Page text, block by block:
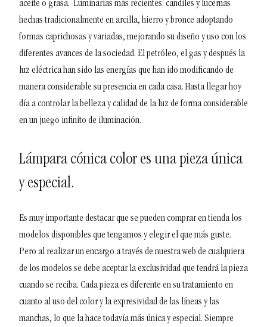
aceite o grasa. Luminarias más recientes: candiles y lucernas
hechas tradicionalmente en arcilla, hierro y bronce adoptando
formas caprichosas y variadas, mejorando su diseño y uso con los
diferentes avances de la sociedad. El petróleo, el gas y después la
luz eléctrica han sido las energías que han ido modificando de
manera considerable su presencia en cada casa. Hasta llegar hoy
día a controlar la belleza y calidad de la luz de forma considerable
en un juego infinito de iluminación.
Lámpara cónica color es una pieza única
y especial.
Es muy importante destacar que se pueden comprar en tienda los
modelos disponibles que tengamos y elegir el que más guste.
Pero al realizar un encargo a través de nuestra web de cualquiera
de los modelos se debe aceptar la exclusividad que tendrá la pieza
cuando se reciba. Cada pieza es diferente en su tratamiento en
cuanto al uso del color y la expresividad de las líneas y las
manchas, lo que la hace todavía más única y especial. Siempre